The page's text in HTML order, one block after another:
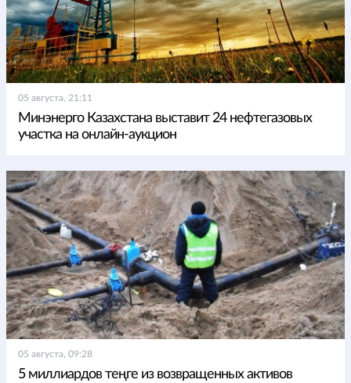
05 августа, 21:11
Минэнерго Казахстана выставит 24 нефтегазовых
участка на онлайн-аукцион
05 августа, 09:28
5 миллиардов теңге из возвращенных активов